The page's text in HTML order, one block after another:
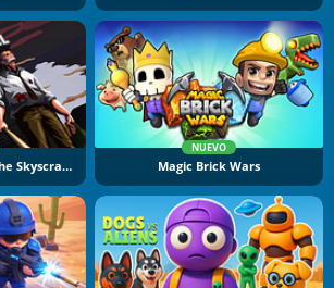
Skyhill: Escape From The Skyscraper
NUEVO
Magic Brick Wars